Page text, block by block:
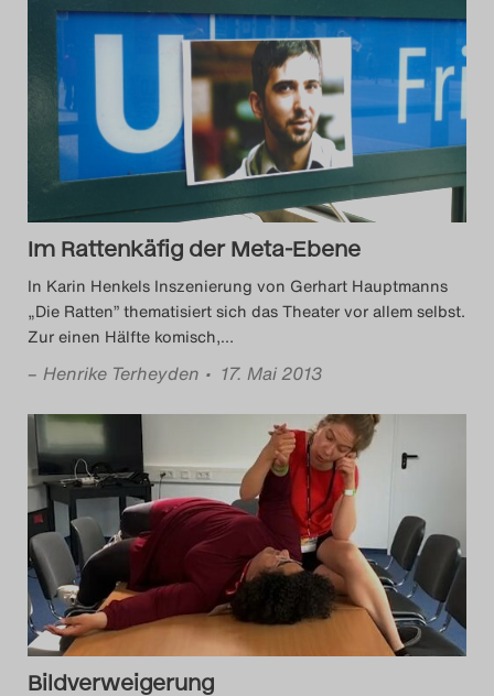
Das Theatertreffen-Blog
2021
Das Theatertreffen-Blog
2022
Das Theatertreffen-Blog
2023
Das Theatertreffen-Blog
2024
Das Theatertreffen-Blog
2025
Das Theatertreffen-Blog
Archiv
Impressum
Nutzungsbedingungen
Im Rattenkäfig der Meta-Ebene
In Karin Henkels Inszenierung von Gerhart Hauptmanns
„Die Ratten” thematisiert sich das Theater vor allem selbst.
Zur einen Hälfte komisch,…
– Henrike Terheyden • 17. Mai 2013
Bildverweigerung